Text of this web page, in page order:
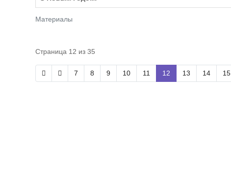
Материалы
Страница 12 из 35
7 8 9 10 11 12 13 14 15